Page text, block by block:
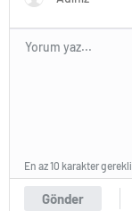
Gönder
En az 10 karakter gerekli